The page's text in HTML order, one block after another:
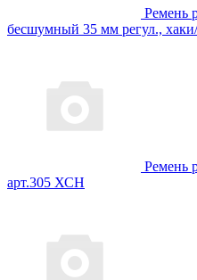
Ремень
бесшумный 35 мм регул.,
Ремень
арт.305 ХСН